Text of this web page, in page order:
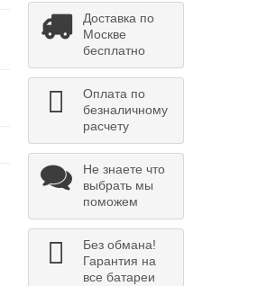
Доставка по
Москве
бесплатно
Оплата по
безналичному
расчету
Не знаете что
выбрать мы
поможем
Без обмана!
Гарантия на
все батареи